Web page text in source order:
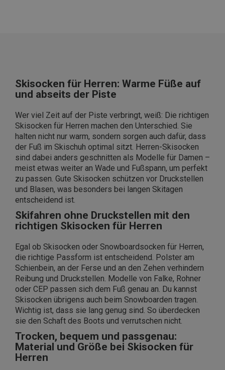
Skisocken für Herren: Warme Füße auf
und abseits der Piste
Wer viel Zeit auf der Piste verbringt, weiß: Die richtigen
Skisocken für Herren machen den Unterschied. Sie
halten nicht nur warm, sondern sorgen auch dafür, dass
der Fuß im Skischuh optimal sitzt. Herren-Skisocken
sind dabei anders geschnitten als Modelle für Damen –
meist etwas weiter an Wade und Fußspann, um perfekt
zu passen. Gute Skisocken schützen vor Druckstellen
und Blasen, was besonders bei langen Skitagen
entscheidend ist.
Skifahren ohne Druckstellen mit den
richtigen Skisocken für Herren
Egal ob Skisocken oder Snowboardsocken für Herren,
die richtige Passform ist entscheidend. Polster am
Schienbein, an der Ferse und an den Zehen verhindern
Reibung und Druckstellen. Modelle von Falke, Rohner
oder CEP passen sich dem Fuß genau an. Du kannst
Skisocken übrigens auch beim Snowboarden tragen.
Wichtig ist, dass sie lang genug sind. So überdecken
sie den Schaft des Boots und verrutschen nicht.
Trocken, bequem und passgenau:
Material und Größe bei Skisocken für
Herren